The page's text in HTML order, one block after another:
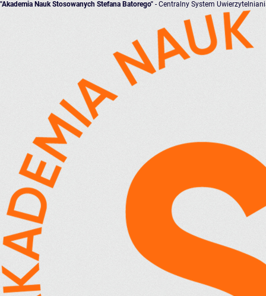
"Akademia Nauk Stosowanych Stefana Batorego" - Centralny System